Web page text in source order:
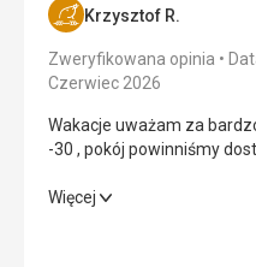
Krzysztof R.
Zweryfikowana opinia
Czerwiec 2026
Wakacje uważam za
-30 , pokój powinniśmy
bardzo duży plus.
Wakacje uważam za
Więcej